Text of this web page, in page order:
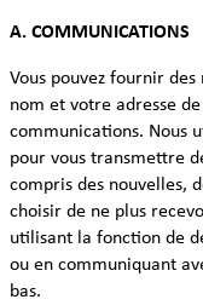
A. COMMUNICATIONS
Vous pouvez fournir
nom et votre adresse
communications. Nous
pour vous transmettre
compris des nouvelles,
choisir de ne plus
utilisant la fonction de
ou en communiquant
bas.